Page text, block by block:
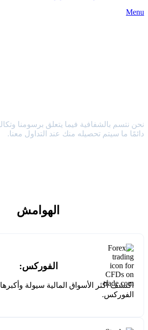
Menu
نحن نتسم بالشفافية فيما يتعلق برسومنا
دائمًا ما سيتم تحصيله منك عند التداول معنا.
الهوامش
الفوركس:
اكتشف أكثر الأسواق المالية سيولة
الفوركس.